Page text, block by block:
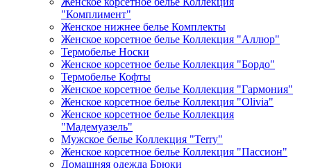
"Комплимент"
Женское нижнее белье Комплекты
Женское корсетное белье Коллекция "Аллюр"
Термобелье Носки
Женское корсетное белье Коллекция "Бордо"
Термобелье Кофты
Женское корсетное белье Коллекция "Гармония"
Женское корсетное белье Коллекция "Olivia"
Женское корсетное белье Коллекция
"Мадемуазель"
Мужское белье Коллекция "Terry"
Женское корсетное белье Коллекция "Пассион"
Домашняя одежда Брюки